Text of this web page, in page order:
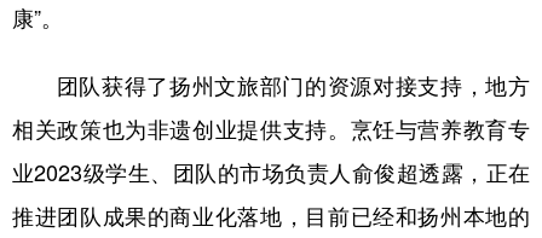
康”。
团队获得了扬州文旅部门的资源对接支持，地方
相关政策也为非遗创业提供支持。烹饪与营养教育专
业2023级学生、团队的市场负责人俞俊超透露，正在
推进团队成果的商业化落地，目前已经和扬州本地的